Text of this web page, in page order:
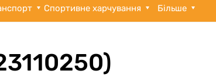
Спортивне харчування Більше